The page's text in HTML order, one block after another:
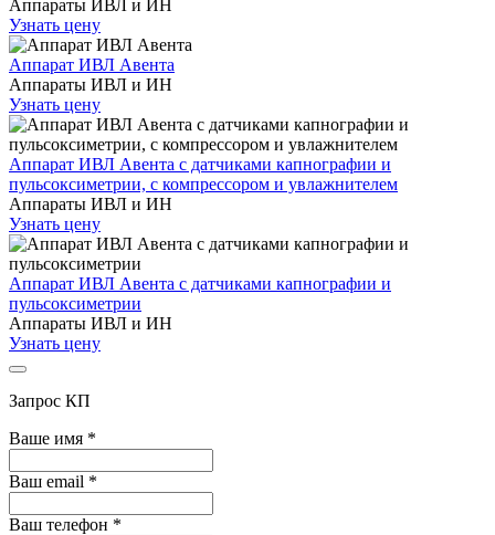
Аппараты ИВЛ и ИН
Узнать цену
Аппарат ИВЛ Авента
Аппараты ИВЛ и ИН
Узнать цену
Аппарат ИВЛ Авента с датчиками капнографии и
пульсоксиметрии, с компрессором и увлажнителем
Аппараты ИВЛ и ИН
Узнать цену
Аппарат ИВЛ Авента с датчиками капнографии и
пульсоксиметрии
Аппараты ИВЛ и ИН
Узнать цену
Запрос КП
Ваше имя *
Ваш email *
Ваш телефон *